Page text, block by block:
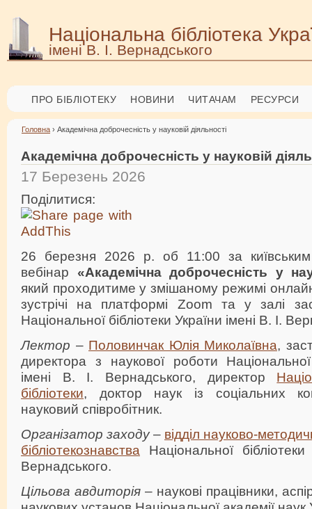
Національна бібліотека
імені В. І. Вернадського
ПРО БІБЛІОТЕКУ НОВИНИ ЧИТАЧАМ РЕСУРСИ
Головна › Академічна доброчесність у науковій діяльності
Академічна доброчесність у науковій
17 Березень 2026
Поділитися:
26 березня 2026 р. об 11:00 за київським
вебінар «Академічна доброчесність у
який проходитиме у змішаному режимі
зустрічі на платформі Zoom та у залі
Національної бібліотеки України імені В. І.
Лектор – Половинчак Юлія Миколаївна,
директора з наукової роботи Національної
імені В. І. Вернадського, директор
бібліотеки, доктор наук із соціальних
науковий співробітник.
Організатор заходу– відділ науково-
бібліотекознавства Національної
Вернадського.
Цільова авдиторія – наукові працівники,